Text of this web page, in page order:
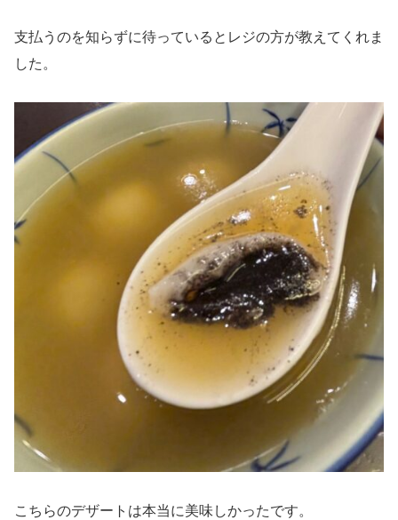
支払うのを知らずに待っているとレジの方が教えてくれま
した。
こちらのデザートは本当に美味しかったです。